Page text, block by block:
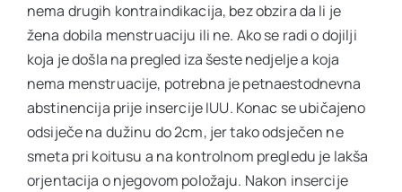
nema drugih kontraindikacija, bez obzira da li je
žena dobila menstruaciju ili ne. Ako se radi o dojilji
koja je došla na pregled iza šeste nedjelje a koja
nema menstruacije, potrebna je petnaestodnevna
abstinencija prije insercije IUU. Konac se ubičajeno
odsiječe na dužinu do 2cm, jer tako odsječen ne
smeta pri koitusu a na kontrolnom pregledu je lakša
orjentacija o njegovom položaju. Nakon insercije